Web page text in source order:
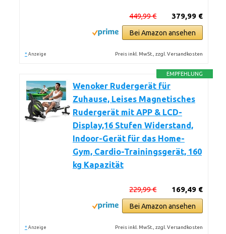
379,99 €
449,99 €
Bei Amazon ansehen
* Anzeige Preis inkl. MwSt., zzgl. Versandkosten
EMPFEHLUNG
Wenoker Rudergerät für
Zuhause, Leises Magnetisches
Rudergerät mit APP & LCD-
Display,16 Stufen Widerstand,
Indoor-Gerät für das Home-
Gym, Cardio-Trainingsgerät, 160
kg Kapazität
169,49 €
229,99 €
Bei Amazon ansehen
* Anzeige Preis inkl. MwSt., zzgl. Versandkosten